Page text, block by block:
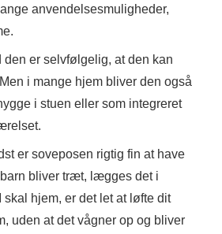
anvendelsesmuligheder,
den er selvfølgelig, at den kan
i mange hjem bliver den også
i stuen eller som integreret
er soveposen rigtig fin at have
bliver træt, lægges det i
skal hjem, er det let at løfte dit
uden at det vågner op og bliver